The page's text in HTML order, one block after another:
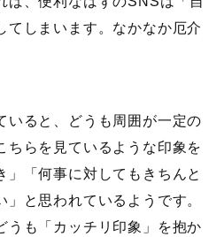
てしまいます。なかなか厄介
いると、どうも周囲が一定の
ちらを見ているような印象を
」「何事に対してもきちんと
」と思われているようです。
うも「カッチリ印象」を抱か